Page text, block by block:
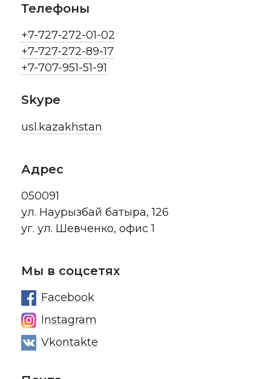
Мы в соцсетях
Facebook
Instagram
Vkontakte
Адрес
050091
ул. Наурызбай батыра, 126
уг. ул. Шевченко, офис 1
Телефоны
+7-727-272-01-02
+7-727-272-89-17
+7-707-951-51-91
Skype
usl.kazakhstan